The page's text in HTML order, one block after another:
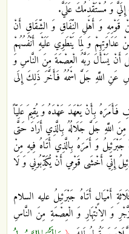
إِلَيَّ وَ مُسْتَقْدِمُكَ عَلَيَّ.
قَوْمِهِ وَ أَهْلِ النِّفَاقِ وَ الشِّقَاقِ أَنْ
عَدَاوَتِهِمْ وَ لِمَا يَنْطَوِي عَلَيْهِ أَنْفُسُهُمْ
أَنْ يَسْأَلَ رَبَّهُ الْعِصْمَةَ مِنَ النَّاسِ وَ
عَنِ اللَّهِ جَلَّ اسْمُهُ فَأَخَّرَ ذَلِكَ إِلَى
فَأَمَرَهُ بِأَنْ يَعْهَدَ عَهْدَهُ وَ يُقِيمَ عَلِيّاً
مِنَ اللَّهِ جَلَّ جَلَالُهُ بِالَّذِي أَرَادَ حَتَّى
جَبْرَئِيلُ وَ أَمَرَهُ بِالَّذِي أَتَاهُ فِيهِ مِنْ
إِنِّي أَخْشَى قَوْمِي أَنْ يُكَذِّبُونِي وَ لَا
أَمْيَالٍ أَتَاهُ جَبْرَئِيلُ عليه السلام
وَ الِانْتِهَارِ وَ الْعِصْمَةِ مِنَ النَّاسِ